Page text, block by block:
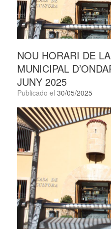
NOU HORARI DE
MUNICIPAL
JUNY 2025
Publicado el 30/05/2025